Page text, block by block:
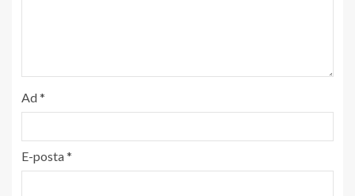
Ad*
E-posta*